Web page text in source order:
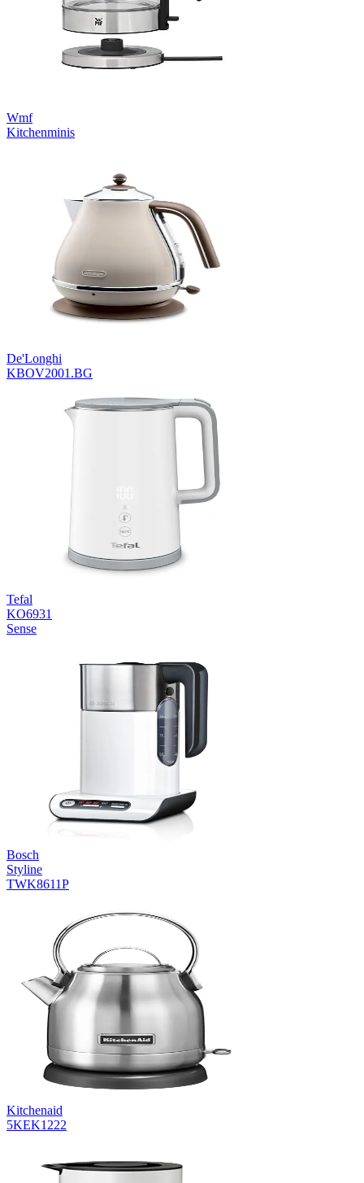
Wmf
Kitchenminis
De'Longhi
KBOV2001.BG
Tefal
KO6931
Sense
Bosch
Styline
TWK8611P
Kitchenaid
5KEK1222